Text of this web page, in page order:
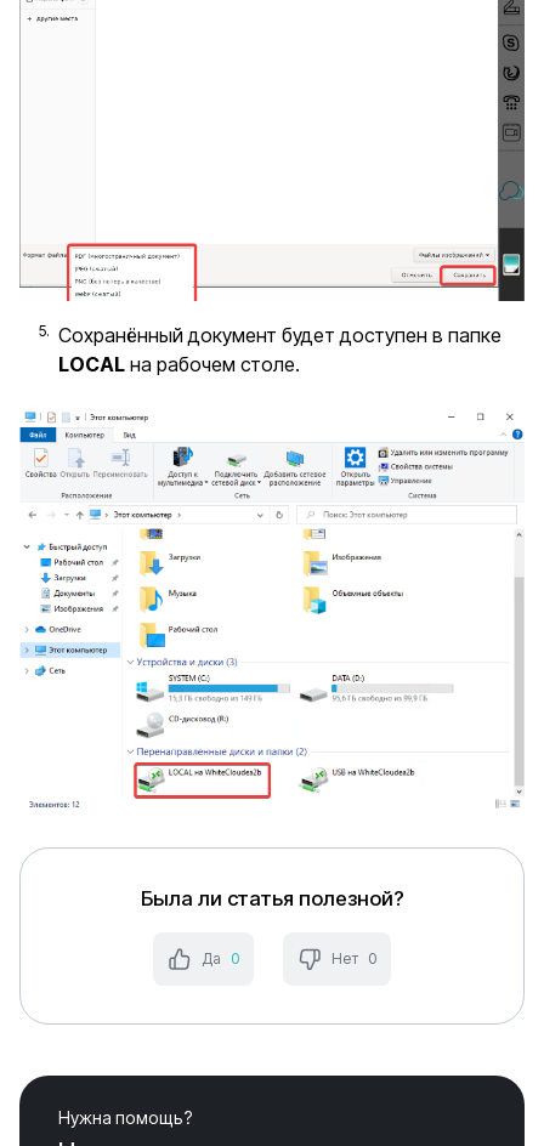
Сохранённый документ будет доступен в папке
LOCAL на рабочем столе.
Была ли статья полезной?
Да 0 Нет 0
Нужна помощь?